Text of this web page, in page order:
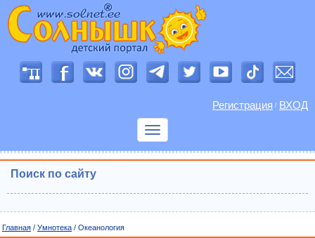
Регистрация / ВХОД
Показать
Поиск по сайту
Главная / Умнотека / Океанология